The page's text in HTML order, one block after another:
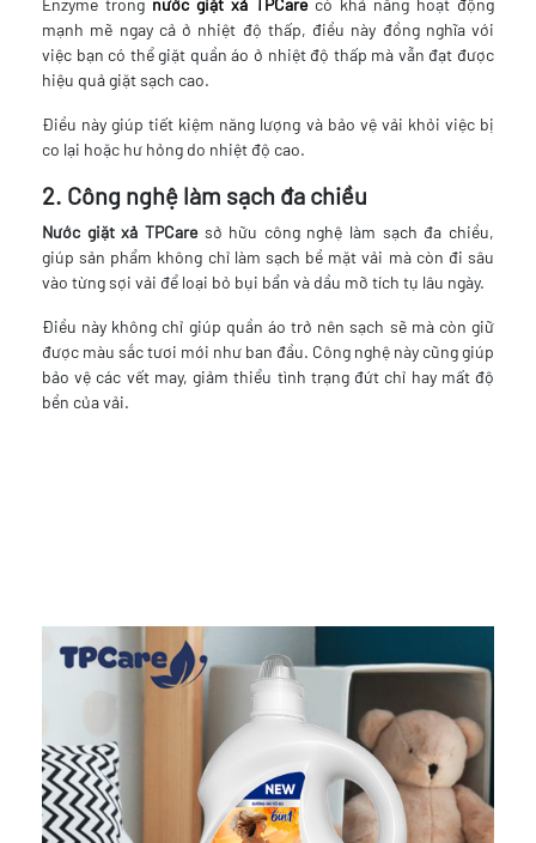
Enzyme trong nước giặt xả TPCarecó khả năng hoạt động
mạnh mẽ ngay cả ở nhiệt độ thấp, điều này đồng nghĩa với
việc bạn có thể giặt quần áo ở nhiệt độ thấp mà vẫn đạt được
hiệu quả giặt sạch cao.
Điều này giúp tiết kiệm năng lượng và bảo vệ vải khỏi việc bị
co lại hoặc hư hỏng do nhiệt độ cao.
2. Công nghệ làm sạch đa chiều
Nước giặt xả TPCaresở hữu công nghệ làm sạch đa chiều,
giúp sản phẩm không chỉ làm sạch bề mặt vải mà còn đi sâu
vào từng sợi vải để loại bỏ bụi bẩn và dầu mỡ tích tụ lâu ngày.
Điều này không chỉ giúp quần áo trở nên sạch sẽ mà còn giữ
được màu sắc tươi mới như ban đầu. Công nghệ này cũng giúp
bảo vệ các vết may, giảm thiểu tình trạng đứt chỉ hay mất độ
bền của vải.